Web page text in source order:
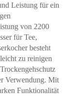
Leistung für ein
von 2200
für Tee,
besteht
zu reinigen
Verwendung. Mit
Funktionalität